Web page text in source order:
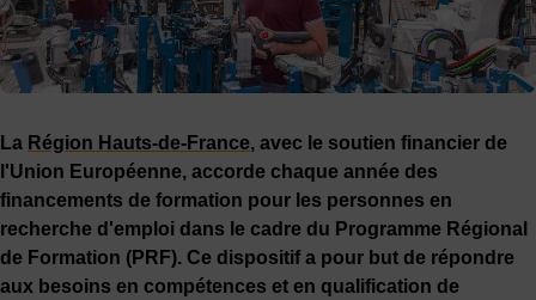
La Région Hauts-de-France, avec le soutien financier de
l'Union Européenne, accorde chaque année des
financements de formation pour les personnes en
recherche d'emploi dans le cadre du Programme Régional
de Formation (PRF). Ce dispositif a pour but de répondre
aux besoins en compétences et en qualification de